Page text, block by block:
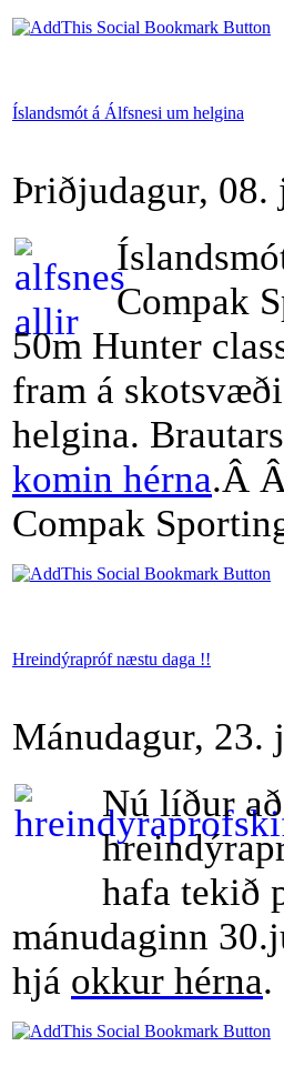
Íslandsmót á Álfsnesi um helgina
Þriðjudagur,
Compak
50m Hunter
fram á
helgina.
komin hérna.Â
Compak
Hreindýrapróf næstu daga !!
Mánudagur, 23.
Nú líður
hafa tekið
mánudaginn
hjá okkur hérna.